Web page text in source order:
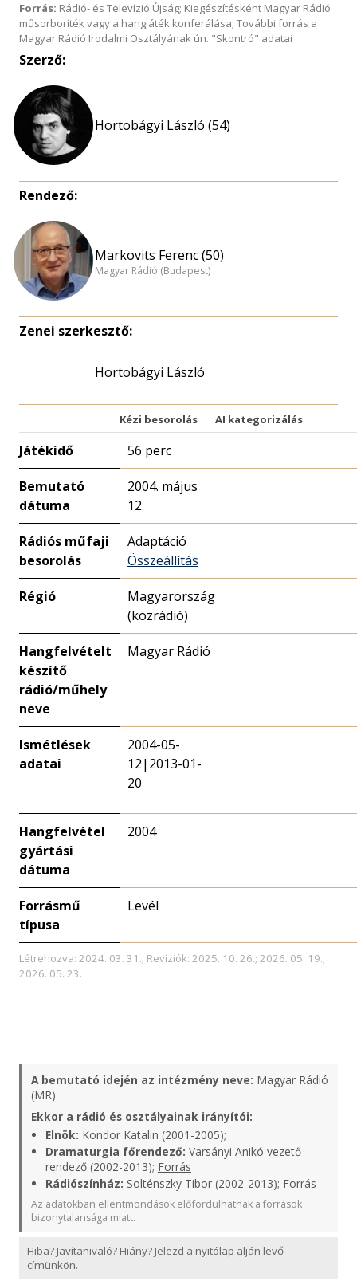
Forrás: Rádió- és Televízió Újság; Kiegészítésként Magyar Rádió
műsorboríték vagy a hangjáték konferálása; További forrás a
Magyar Rádió Irodalmi Osztályának ún. "Skontró" adatai
Szerző:
Hortobágyi László (54)
Rendező:
Markovits Ferenc (50)
Magyar Rádió (Budapest)
Zenei szerkesztő:
Hortobágyi László
Kézi besorolás AI kategorizálás
Játékidő 56 perc
Bemutató
dátuma
2004. május
12.
Rádiós műfaji
besorolás
Adaptáció
Összeállítás
Régió
Magyarország
(közrádió)
Hangfelvételt
készítő
rádió/műhely
neve
Magyar Rádió
Ismétlések
adatai
2004-05-
12|2013-01-
20
Hangfelvétel
gyártási
dátuma
2004
Forrásmű
típusa
Levél
Létrehozva: 2024. 03. 31.; Revíziók: 2025. 10. 26.; 2026. 05. 19.;
2026. 05. 23.
A bemutató idején az intézmény neve: Magyar Rádió
(MR)
Ekkor a rádió és osztályainak irányítói:
Elnök: Kondor Katalin (2001-2005);
Dramaturgia főrendező: Varsányi Anikó vezető
rendező (2002-2013); Forrás
Rádiószínház: Solténszky Tibor (2002-2013); Forrás
Az adatokban ellentmondások előfordulhatnak a források
bizonytalansága miatt.
Hiba? Javítanivaló? Hiány? Jelezd a nyitólap alján levő
címünkön.